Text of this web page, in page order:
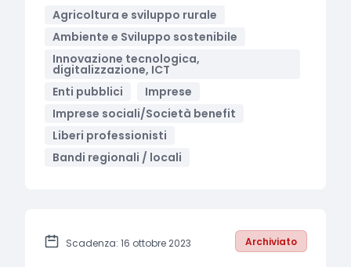
Agricoltura e sviluppo rurale
Ambiente e Sviluppo sostenibile
Innovazione tecnologica,
digitalizzazione, ICT
Enti pubblici
Imprese
Imprese sociali/Società benefit
Liberi professionisti
Bandi regionali / locali
Scadenza: 16 ottobre 2023 Archiviato